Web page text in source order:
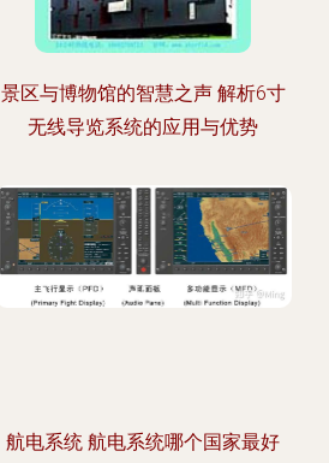
景区与博物馆的智慧之声 解析6寸
无线导览系统的应用与优势
航电系统 航电系统哪个国家最好